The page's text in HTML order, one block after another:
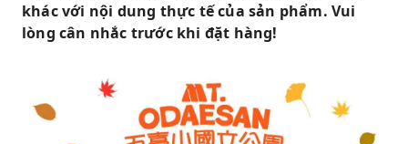
khác với nội dung thực tế của sản phẩm. Vui
lòng cân nhắc trước khi đặt hàng!